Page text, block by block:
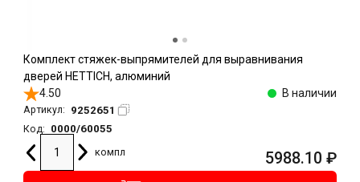
Комплект стяжек-выпрямителей для выравнивания
дверей HETTICH, алюминий
4.50
В наличии
Артикул: 9252651
Код:
0000/60055
компл
5988.10 ₽